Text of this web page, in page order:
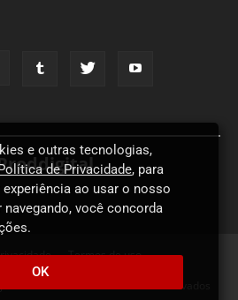
Termos de uso
Idiomas - Todos os direitos reservados
e outras tecnologias,
de Privacidade, para
ao usar o nosso
você concorda
OK